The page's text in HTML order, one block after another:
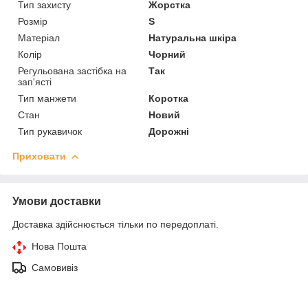
Тип захисту
Жорстка
Розмір
S
Матеріал
Натуральна шкіра
Колір
Чорний
Регульована застібка на
зап'ясті
Так
Тип манжети
Коротка
Стан
Новий
Тип рукавичок
Дорожні
Приховати
Умови доставки
Доставка здійснюється тільки по передоплаті.
Нова Пошта
Самовивіз